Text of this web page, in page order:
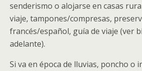
senderismo o alojarse en casas
viaje, tampones/compresas,
francés/español, guía de viaje (ver
adelante).
Si va en época de lluvias, poncho o